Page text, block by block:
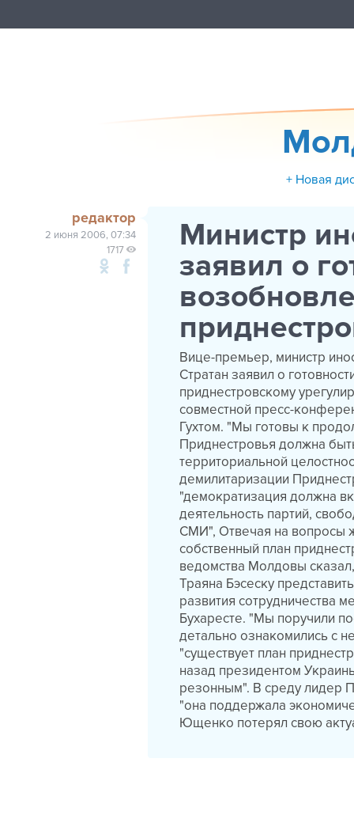
+ Новая
редактор
2 июня 2006, 07:34
1717
Министр
заявил о
Вице-премьер, министр
Стратан заявил о
приднестровскому
совместной пресс-
Гухтом. "Мы готовы к
Приднестровья должна
территориальной
демилитаризации
"демократизация должна
деятельность партий,
СМИ", Отвечая на вопросы
собственный план
ведомства Молдовы
Траяна Бэсеску
развития сотрудничества
Бухаресте. "Мы поручили
детально ознакомились с
"существует план
назад президентом
резонным". В среду лидер
"она поддержала
Ющенко потерял свою